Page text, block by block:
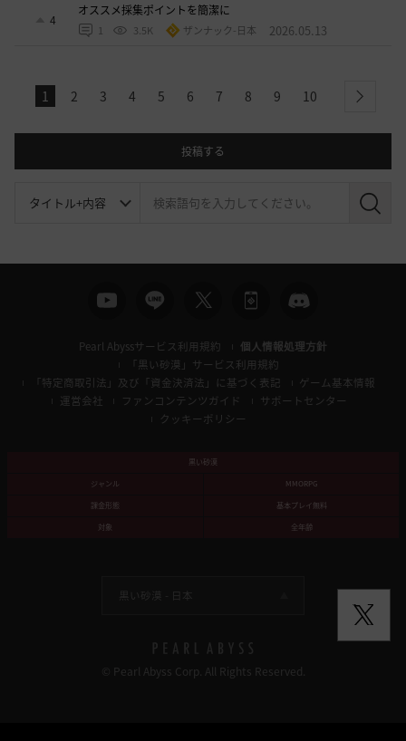
4
オススメ採集ポイントを簡潔に
1 3.5K ザンナック-日本 2026.05.13
1 2 3 4 5 6 7 8 9 10 next
投稿する
検
Pearl Abyssサービス利用規約
個人情報処理方針
「黒い砂漠」サービス利用規約
「特定商取引法」及び「資金決済法」に基づく表記
ゲーム基本情報
運営会社
ファンコンテンツガイド
サポートセンター
クッキーポリシー
黒い砂漠
ジャンル
MMORPG
課金形態
基本プレイ無料
対象
全年齢
黒い砂漠 - 日本
© Pearl Abyss Corp. All Rights Reserved.